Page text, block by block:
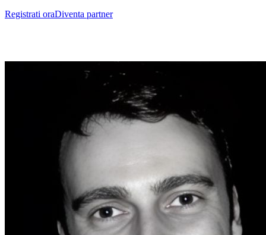
Registrati oraDiventa partner